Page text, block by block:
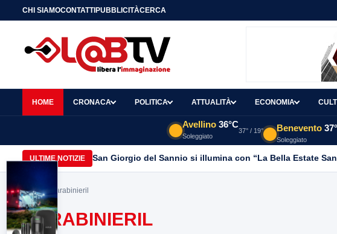
CHI SIAMOCONTATTIPUBBLICITÀCERCA
HOME CRONACA POLITICA ATTUALITÀ ECONOMIA
Avellino 36°C
Soleggiato
37° / 19° Benevento
Soleggiato
ULTIME NOTIZIE San Giorgio del Sannio si illumina con “La Bella Estate
Home> Carabinieril
CARABINIERIL